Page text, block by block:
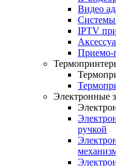
Видео
Системы
IPTV
Приемо-
Электронные
ручкой